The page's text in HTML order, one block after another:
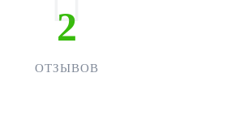
2
ОТЗЫВОВ